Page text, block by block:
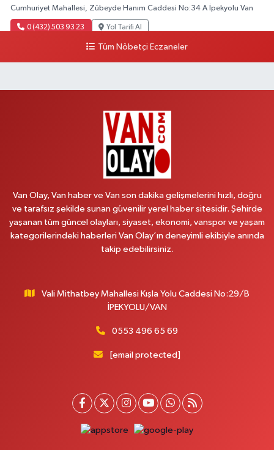
Cumhuriyet Mahallesi, Zübeyde Hanım Caddesi No:34 A İpekyolu Van
0 (432) 503 93 23 Yol Tarifi Al
Cumhuriyet Mahallesi, Konak Sokak No:6 Gürpınar Van
Yol Tarifi Al
Yiğit Eczanesi
Hatuniye Mahallesi, Asmin Sokak No:3 A İpekyolu Van
0 (432) 217 11 10 Yol Tarifi Al
0 (542) 378 02 68 Yol Tarifi Al
Serhat Mahallesi, Cumhuriyet Bulvarı No:137 E İpekyolu Van
Yol Tarifi Al
Orta Mahallesi, Sakarya Caddesi No:1 C Gevaş Van
Tüm Nöbetçi Eczaneler
Van Olay, Van haber ve Van son dakika gelişmelerini hızlı, doğru
ve tarafsız şekilde sunan güvenilir yerel haber sitesidir. Şehirde
yaşanan tüm güncel olayları, siyaset, ekonomi, vanspor ve yaşam
kategorilerindeki haberleri Van Olay’ın deneyimli ekibiyle anında
takip edebilirsiniz.
Vali Mithatbey Mahallesi Kışla Yolu Caddesi No:29/B
İPEKYOLU/VAN
0553 496 65 69
[email protected]